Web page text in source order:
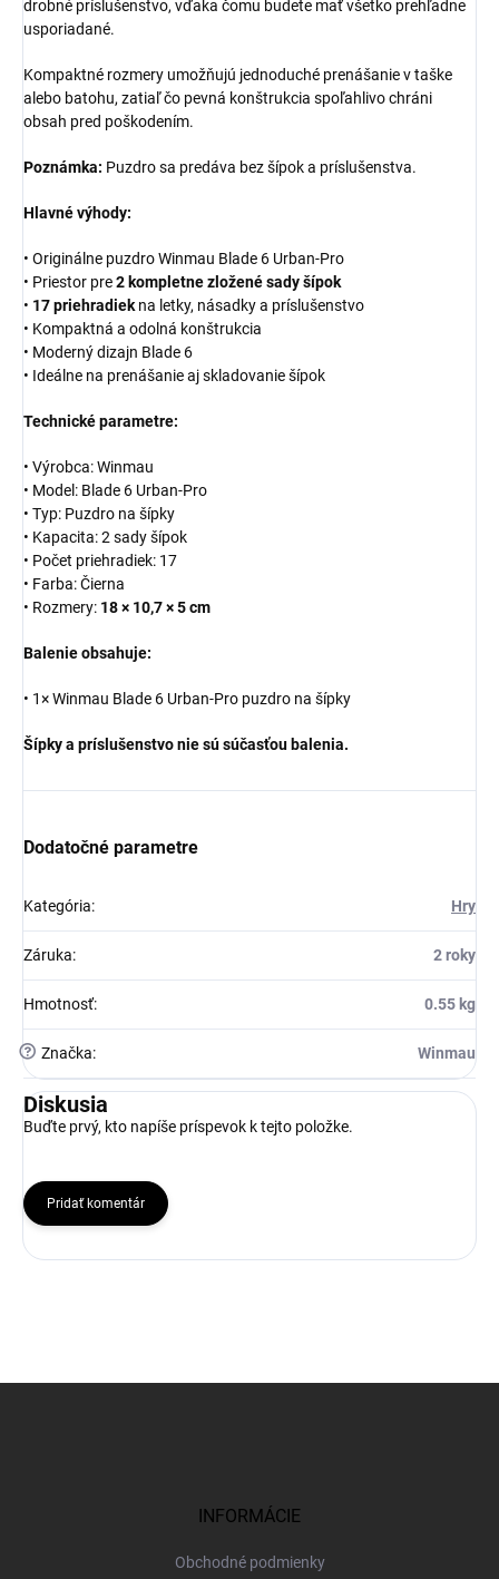
drobné príslušenstvo, vďaka čomu budete mať všetko prehľadne
usporiadané.
Kompaktné rozmery umožňujú jednoduché prenášanie v taške
alebo batohu, zatiaľ čo pevná konštrukcia spoľahlivo chráni
obsah pred poškodením.
Poznámka: Puzdro sa predáva bez šípok a príslušenstva.
Hlavné výhody:
• Originálne puzdro Winmau Blade 6 Urban-Pro
• Priestor pre2 kompletne zložené sady šípok
• 17 priehradiekna letky, násadky a príslušenstvo
• Kompaktná a odolná konštrukcia
• Moderný dizajn Blade 6
• Ideálne na prenášanie aj skladovanie šípok
Technické parametre:
• Výrobca: Winmau
• Model: Blade 6 Urban-Pro
• Typ: Puzdro na šípky
• Kapacita: 2 sady šípok
• Počet priehradiek: 17
• Farba: Čierna
• Rozmery: 18 × 10,7 × 5 cm
Balenie obsahuje:
• 1× Winmau Blade 6 Urban-Pro puzdro na šípky
Šípky a príslušenstvo nie sú súčasťou balenia.
Dodatočné parametre
Kategória: Hry
Záruka: 2 roky
Hmotnosť: 0.55 kg
? Značka: Winmau
Diskusia
Buďte prvý, kto napíše príspevok k tejto položke.
Pridať komentár
INFORMÁCIE
Obchodné podmienky